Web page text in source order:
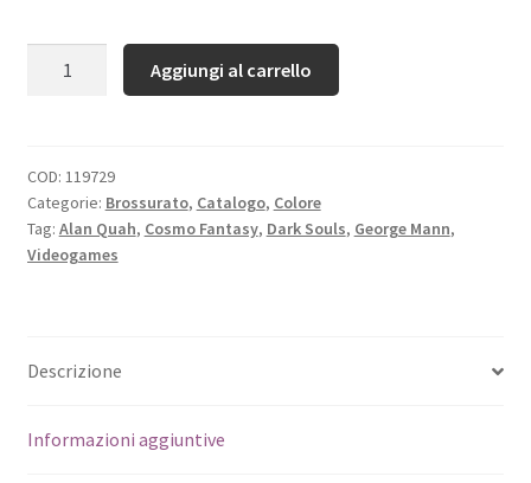
Aggiungi al carrello
COD: 119729
Categorie: Brossurato, Catalogo, Colore
Tag: Alan Quah, Cosmo Fantasy, Dark Souls, George Mann,
Videogames
Descrizione
Informazioni aggiuntive